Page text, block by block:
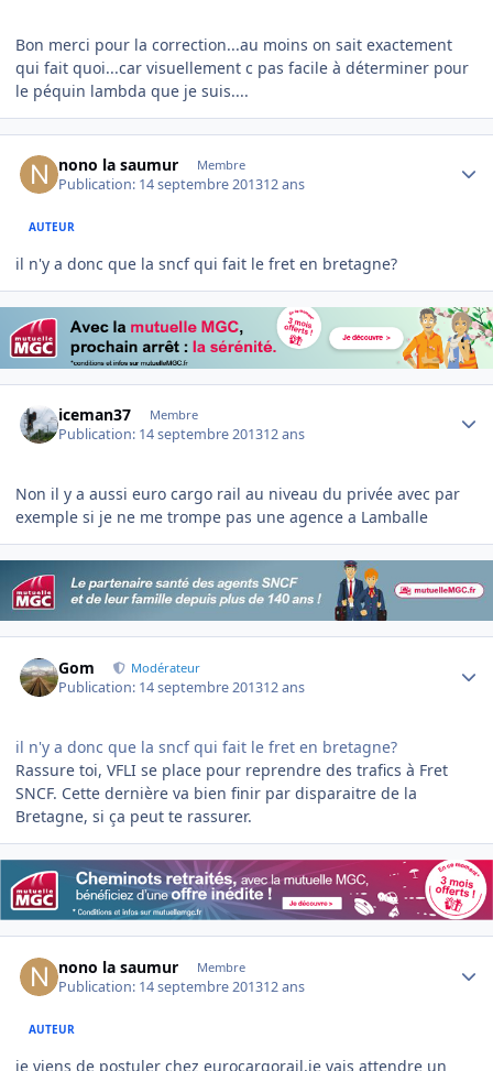
Bon merci pour la correction...au moins on sait exactement
qui fait quoi...car visuellement c pas facile à déterminer pour
le péquin lambda que je suis....
nono la saumur Membre
Publication: 14 septembre 201312 ans
AUTEUR
il n'y a donc que la sncf qui fait le fret en bretagne?
iceman37 Membre
Publication: 14 septembre 201312 ans
Non il y a aussi euro cargo rail au niveau du privée avec par
exemple si je ne me trompe pas une agence a Lamballe
Gom Modérateur
Publication: 14 septembre 201312 ans
il n'y a donc que la sncf qui fait le fret en bretagne?
Rassure toi, VFLI se place pour reprendre des trafics à Fret
SNCF. Cette dernière va bien finir par disparaitre de la
Bretagne, si ça peut te rassurer.
nono la saumur Membre
Publication: 14 septembre 201312 ans
AUTEUR
je viens de postuler chez eurocargorail,je vais attendre un